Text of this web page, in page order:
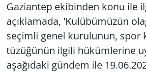
Gaziantep ekibinden konu ile
açıklamada, 'Kulübümüzün
seçimli genel kurulunun, spor
tüzüğünün ilgili hükümlerine
aşağıdaki gündem ile